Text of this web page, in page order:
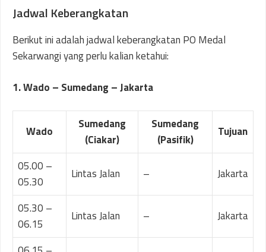
Jadwal Keberangkatan
Berikut ini adalah jadwal keberangkatan PO Medal
Sekarwangi yang perlu kalian ketahui:
1. Wado – Sumedang – Jakarta
Wado
Sumedang
(Ciakar)
Sumedang
(Pasifik)
Tujuan
05.00 –
05.30
Lintas Jalan – Jakarta
05.30 –
06.15
Lintas Jalan – Jakarta